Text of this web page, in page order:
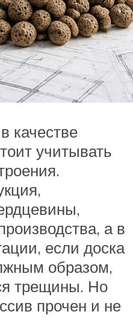
качестве
учитывать
а в
если доска
образом,
трещины. Но
прочен и не